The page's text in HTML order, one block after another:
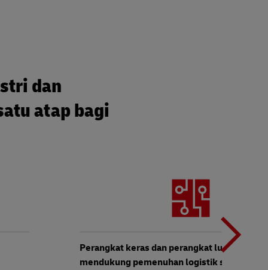
dan
atap bagi
Perangkat keras dan perangkat lunak
mendukung pemenuhan logistik seluruh